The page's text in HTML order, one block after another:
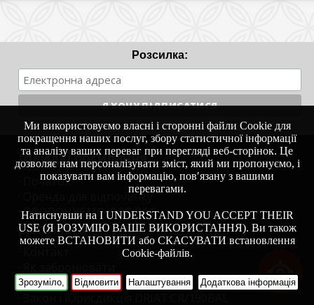
Розсилка:
Швидкі посилання
· Початок
· Оренда для відпочинку
· ПРОПОНУЄМО ДЛЯ ВАС
Допомога
· Умови
Ми використовуємо власні і сторонні файли Cookie для
покращення наших послуг, збору статистичної інформації
та аналізу ваших переваг при перегляді веб-сторінок. Це
дозволяє нам персоналізувати зміст, який ми пропонуємо, і
показувати вам інформацію, пов′язану з вашими
перевагами.
Натиснувши на I UNDERSTAND YOU ACCEPT THEIR
USE (Я РОЗУМІЮ ВАШЕ ВИКОРИСТАННЯ). Ви також
можете ВСТАНОВИТИ або СКАСУВАТИ встановлення
Cookie-файлів.
Зрозуміло, Відмовити Налаштування Додаткова інформація